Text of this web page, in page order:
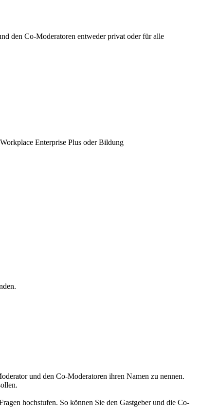
den Co-Moderatoren entweder privat oder für alle
Enterprise Plus oder Bildung
und den Co-Moderatoren ihren Namen zu nennen.
hochstufen. So können Sie den Gastgeber und die Co-